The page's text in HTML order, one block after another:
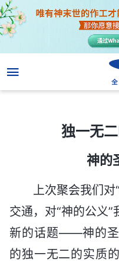
独一无
神的
上次聚会我们
交通，对“神的公义
新的话题——神的圣
的独一无二的实质